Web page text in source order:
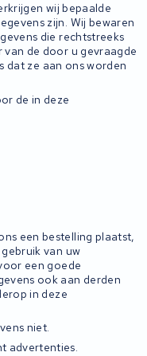
wij bepaalde
zijn. Wij bewaren
die rechtstreeks
de door u gevraagde
dat ze aan ons worden
de in deze
een bestelling plaatst,
van uw
een goede
ook aan derden
in deze
niet.
advertenties.